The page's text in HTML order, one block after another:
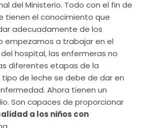
del Ministerio. Todo con el fin de
tienen el conocimiento que
adecuadamente de los
empezamos a trabajar en el
hospital, las enfermeras no
diferentes etapas de la
tipo de leche se debe de dar en
Ahora tienen un
Son capaces de proporcionar
a los niños con